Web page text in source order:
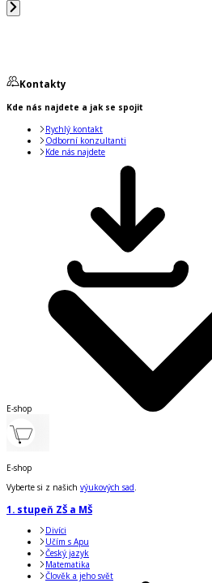
Kontakty
Kde nás najdete a jak se spojit
Rychlý kontakt
Odborní konzultanti
Kde nás najdete
E-shop
E-shop
Vyberte si z našich výukových sad.
1. stupeň ZŠ a MŠ
Divíci
Učím s Apu
Český jazyk
Matematika
Člověk a jeho svět